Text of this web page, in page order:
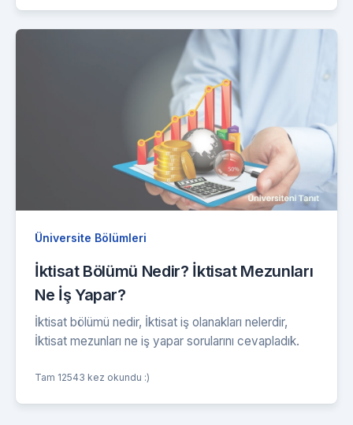
Üniversite Bölümleri
İktisat Bölümü Nedir? İktisat Mezunları
Ne İş Yapar?
İktisat bölümü nedir, İktisat iş olanakları nelerdir,
İktisat mezunları ne iş yapar sorularını cevapladık.
Tam 12543 kez okundu :)